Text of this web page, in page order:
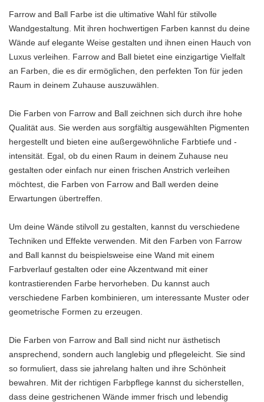
Farrow and Ball Farbe ist die ultimative Wahl für stilvolle
Wandgestaltung. Mit ihren hochwertigen Farben kannst du deine
Wände auf elegante Weise gestalten und ihnen einen Hauch von
Luxus verleihen. Farrow and Ball bietet eine einzigartige Vielfalt
an Farben, die es dir ermöglichen, den perfekten Ton für jeden
Raum in deinem Zuhause auszuwählen.
Die Farben von Farrow and Ball zeichnen sich durch ihre hohe
Qualität aus. Sie werden aus sorgfältig ausgewählten Pigmenten
hergestellt und bieten eine außergewöhnliche Farbtiefe und -
intensität. Egal, ob du einen Raum in deinem Zuhause neu
gestalten oder einfach nur einen frischen Anstrich verleihen
möchtest, die Farben von Farrow and Ball werden deine
Erwartungen übertreffen.
Um deine Wände stilvoll zu gestalten, kannst du verschiedene
Techniken und Effekte verwenden. Mit den Farben von Farrow
and Ball kannst du beispielsweise eine Wand mit einem
Farbverlauf gestalten oder eine Akzentwand mit einer
kontrastierenden Farbe hervorheben. Du kannst auch
verschiedene Farben kombinieren, um interessante Muster oder
geometrische Formen zu erzeugen.
Die Farben von Farrow and Ball sind nicht nur ästhetisch
ansprechend, sondern auch langlebig und pflegeleicht. Sie sind
so formuliert, dass sie jahrelang halten und ihre Schönheit
bewahren. Mit der richtigen Farbpflege kannst du sicherstellen,
dass deine gestrichenen Wände immer frisch und lebendig